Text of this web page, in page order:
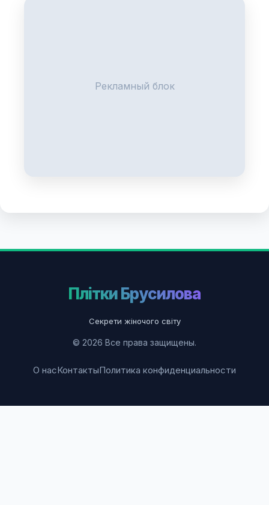
Рекламный блок
Плітки Брусилова
Секрети жіночого світу
© 2026 Все права защищены.
О насКонтактыПолитика конфиденциальности